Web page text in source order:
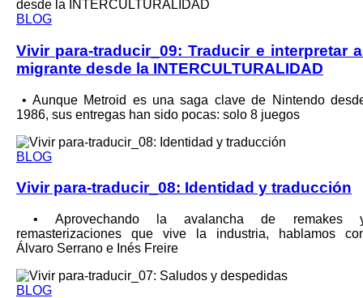
BLOG
Vivir para-traducir_09: Traducir e interpretar
migrante desde la INTERCULTURALIDAD
•⁠ Aunque Metroid es una saga clave de Nintendo
1986, sus entregas han sido pocas: solo 8 juegos
BLOG
Vivir para-traducir_08: Identidad y traducción
•⁠ ⁠Aprovechando la avalancha de remakes
remasterizaciones que vive la industria, hablamos
Álvaro Serrano e Inés Freire
BLOG